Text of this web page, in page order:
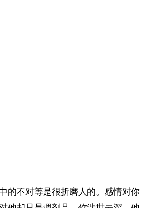
的不对等是很折磨人的。感情对你